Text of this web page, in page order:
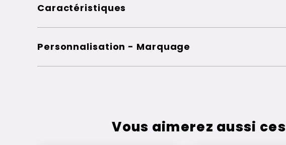
Caractéristiques
Personnalisation - Marquage
Vous aimerez aussi ces